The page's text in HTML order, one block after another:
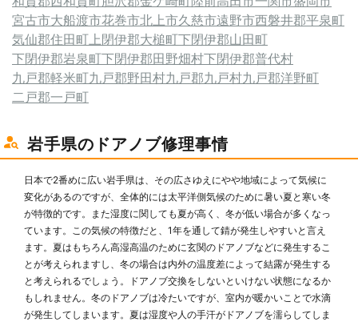
宮古市大船渡市花巻市北上市久慈市遠野市西磐井郡平泉町
気仙郡住田町上閉伊郡大槌町下閉伊郡山田町
下閉伊郡岩泉町下閉伊郡田野畑村下閉伊郡普代村
九戸郡軽米町九戸郡野田村九戸郡九戸村九戸郡洋野町
二戸郡一戸町
岩手県のドアノブ修理事情
日本で2番めに広い岩手県は、その広さゆえにやや地域によって気候に
変化があるのですが、全体的には太平洋側気候のために暑い夏と寒い冬
が特徴的です。また湿度に関しても夏が高く、冬が低い場合が多くなっ
ています。この気候の特徴だと、1年を通して錆が発生しやすいと言え
ます。夏はもちろん高湿高温のために玄関のドアノブなどに発生するこ
とが考えられますし、冬の場合は内外の温度差によって結露が発生する
と考えられるでしょう。ドアノブ交換をしないといけない状態になるか
もしれません。冬のドアノブは冷たいですが、室内が暖かいことで水滴
が発生してしまいます。夏は湿度や人の手汗がドアノブを濡らしてしま